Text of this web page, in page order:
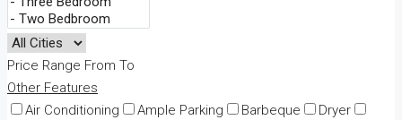
Price Range From To
Other Features
Air Conditioning
Ample Parking Barbeque
Dryer